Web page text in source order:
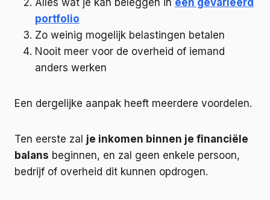
portfolio
Zo weinig mogelijk belastingen betalen
Nooit meer voor de overheid of iemand
anders werken
Een dergelijke aanpak heeft meerdere voordelen.
Ten eerste zal je inkomen binnen je financiële
balans beginnen, en zal geen enkele persoon,
bedrijf of overheid dit kunnen opdrogen.